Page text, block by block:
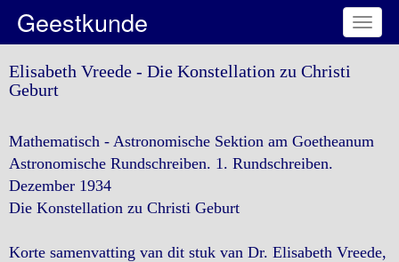
Toggle
Geestkunde
Elisabeth Vreede - Die Konstellation zu Christi
Geburt
Mathematisch - Astronomische Sektion am Goetheanum
Astronomische Rundschreiben. 1. Rundschreiben.
Dezember 1934
Die Konstellation zu Christi Geburt
Korte samenvatting van dit stuk van Dr. Elisabeth Vreede,